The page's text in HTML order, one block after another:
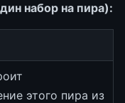
набор на пира):
этого пира из